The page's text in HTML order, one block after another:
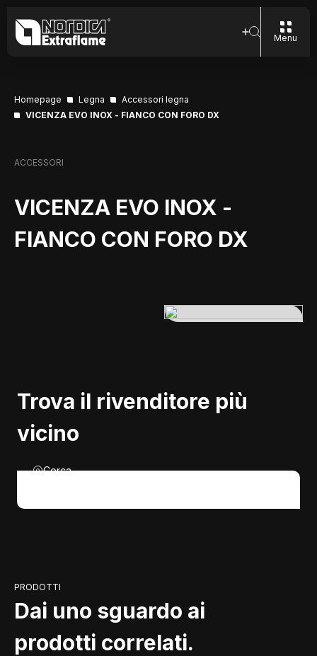
Menu
Homepage Legna
Accessori legna
VICENZA EVO INOX - FIANCO CON FORO DX
ACCESSORI
VICENZA EVO INOX -
FIANCO CON FORO DX
Trova il rivenditore più
vicino
Cerca
PRODOTTI
Dai uno sguardo ai
prodotti correlati.